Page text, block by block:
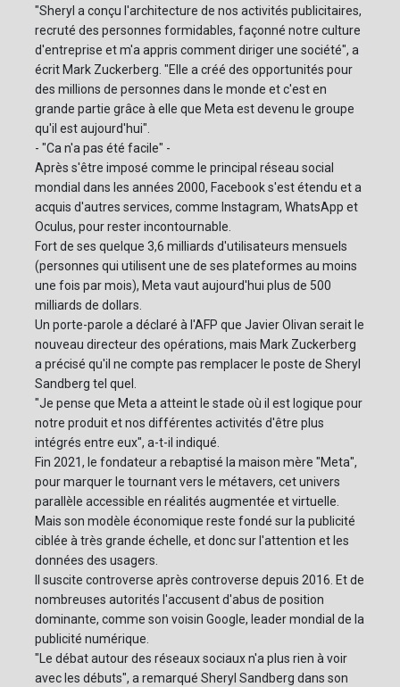
"Sheryl a conçu l'architecture de nos activités publicitaires,
recruté des personnes formidables, façonné notre culture
d'entreprise et m'a appris comment diriger une société", a
écrit Mark Zuckerberg. "Elle a créé des opportunités pour
des millions de personnes dans le monde et c'est en
grande partie grâce à elle que Meta est devenu le groupe
qu'il est aujourd'hui".
- "Ca n'a pas été facile" -
Après s'être imposé comme le principal réseau social
mondial dans les années 2000, Facebook s'est étendu et a
acquis d'autres services, comme Instagram, WhatsApp et
Oculus, pour rester incontournable.
Fort de ses quelque 3,6 milliards d'utilisateurs mensuels
(personnes qui utilisent une de ses plateformes au moins
une fois par mois), Meta vaut aujourd'hui plus de 500
milliards de dollars.
Un porte-parole a déclaré à l'AFP que Javier Olivan serait le
nouveau directeur des opérations, mais Mark Zuckerberg
a précisé qu'il ne compte pas remplacer le poste de Sheryl
Sandberg tel quel.
"Je pense que Meta a atteint le stade où il est logique pour
notre produit et nos différentes activités d'être plus
intégrés entre eux", a-t-il indiqué.
Fin 2021, le fondateur a rebaptisé la maison mère "Meta",
pour marquer le tournant vers le métavers, cet univers
parallèle accessible en réalités augmentée et virtuelle.
Mais son modèle économique reste fondé sur la publicité
ciblée à très grande échelle, et donc sur l'attention et les
données des usagers.
Il suscite controverse après controverse depuis 2016. Et de
nombreuses autorités l'accusent d'abus de position
dominante, comme son voisin Google, leader mondial de la
publicité numérique.
"Le débat autour des réseaux sociaux n'a plus rien à voir
avec les débuts", a remarqué Sheryl Sandberg dans son